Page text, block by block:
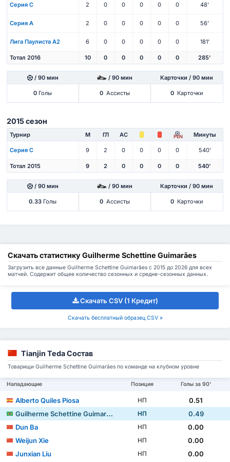
Серия C 2 0 0 0 0 0 48'
Серия А 2 0 0 0 0 0 56'
Лига Паулиста А2 6 0 0 0 0 0 181'
Тотал 2016 10 0 0 0 0 0 285'
/ 90 мин / 90 мин Карточки / 90 мин
0 Голы 0 Ассисты 0 Карточки
2015 сезон
Турнир М ГЛ АС PEN Минуты
Серия C 9 2 0 0 0 0 540'
Тотал 2015 9 2 0 0 0 0 540'
/ 90 мин / 90 мин Карточки / 90 мин
0.33 Голы 0 Ассисты 0 Карточки
Скачать статистику Guilherme Schettine Guimarães
Загрузить все данные Guilherme Schettine Guimarães с 2015 до 2026 для всех
матчей. Содержит общее количество сезонных и средне-сезонных данных.
Скачать CSV (1 Кредит)
Скачать бесплатный образец CSV »
Tianjin Teda Состав
Товарищи Guilherme Schettine Guimarães по команде на клубном уровне
Нападающие Позиция Голы за 90'
Alberto Quiles Piosa НП
0.51
Guilherme Schettine Guimarães
НП
0.49
Dun Ba
НП
0.00
Weijun Xie
НП
0.00
Junxian Liu
НП
0.00